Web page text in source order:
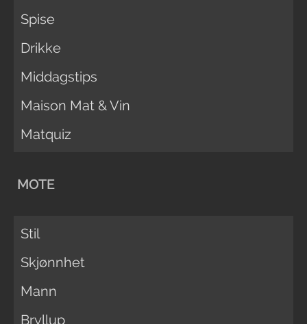
Spise
Drikke
Middagstips
Maison Mat & Vin
Matquiz
MOTE
Stil
Skjønnhet
Mann
Bryllup